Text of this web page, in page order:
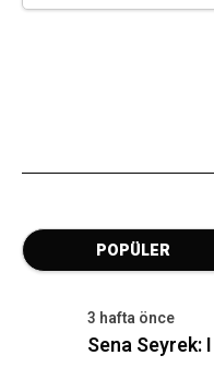
POPÜLER
3 hafta önce
Sena Seyrek: